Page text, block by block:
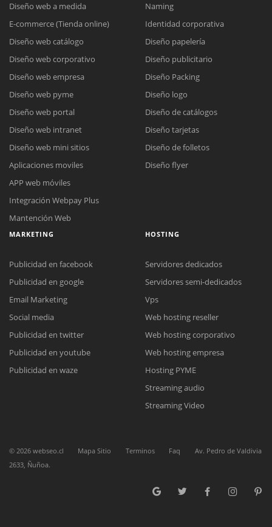
Reunión online
Nuestros ejecutivos le enviarán un correo electrónico con el enlace a
Cotización
Complete el formulario y nos contactaremos a la brevedad.
Chat Online
Todos nuestros ejecutivos están fuera de línea. Complete el formulario
para enviarnos un correo electrónico con sus datos personales.
Diseño web a medida
E-commerce (Tienda online)
Diseño web catálogo
Diseño web corporativo
Diseño web empresa
Diseño web pyme
Diseño web portal
Diseño web intranet
Diseño web mini sitios
Aplicaciones moviles
APP web móviles
Integración Webpay Plus
Mantención Web
Naming
Identidad corporativa
Diseño papelería
Diseño publicitario
Diseño Packing
Diseño logo
Diseño de catálogos
Diseño tarjetas
Diseño de folletos
Diseño flyer
MARKETING
Publicidad en facebook
Publicidad en google
Email Marketing
Social media
Publicidad en twitter
Publicidad en youtube
Publicidad en waze
HOSTING
Servidores dedicados
Servidores semi-dedicados
Vps
Web hosting reseller
Web hosting corporativo
Web hosting empresa
Hosting PYME
Streaming audio
Streaming Video
© 2026 webseo.cl Mapa Sitio Terminos Faq
Av. Pedro de Valdivia
2633, Ñuñoa.